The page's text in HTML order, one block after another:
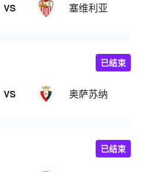
VS 塞维利亚
VS 奥萨苏纳
已结束
已结束